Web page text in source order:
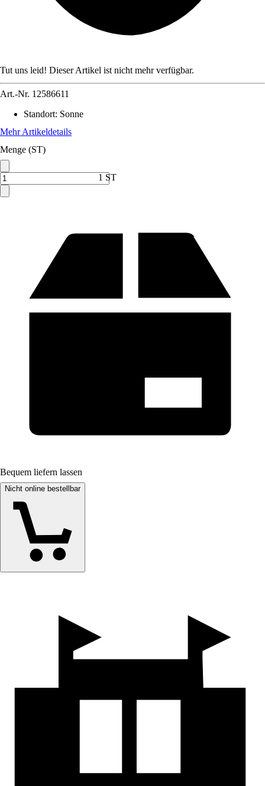
Tut uns leid! Dieser Artikel ist nicht mehr verfügbar.
Art.-Nr. 12586611
Standort: Sonne
Mehr Artikeldetails
Menge (ST)
1 ST
Bequem liefern lassen
Nicht online bestellbar